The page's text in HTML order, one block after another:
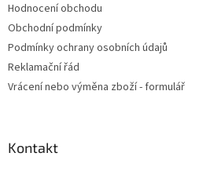
Hodnocení obchodu
Obchodní podmínky
Podmínky ochrany osobních údajů
Reklamační řád
Vrácení nebo výměna zboží - formulář
Kontakt